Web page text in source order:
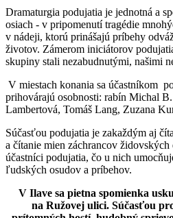
Dramaturgia podujatia je jednotná a
osiach - v pripomenutí tragédie
v nádeji, ktorú prinášajú príbehy
životov. Zámerom iniciátorov
skupiny stali nezabudnutými, našimi
V miestach konania sa účastníkom
prihovárajú osobnosti: rabín Michal
Lambertová, Tomáš Lang, Zuzana
Súčasťou podujatia je zakaždým aj
a čítanie mien záchrancov
účastníci podujatia, čo u nich
ľudských osudov a príbehov.
V Ilave sa pietna spomienka
na Ružovej ulici. Súčasťou